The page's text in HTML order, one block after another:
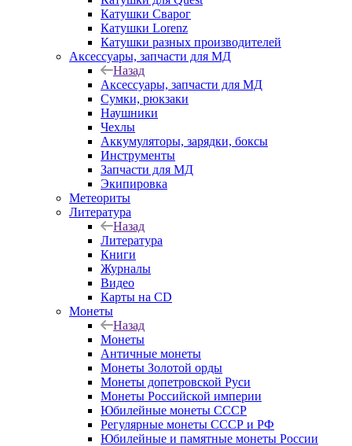
Катушки Сварог
Катушки Lorenz
Катушки разных производителей
Аксессуары, запчасти для МД
Назад
Аксессуары, запчасти для МД
Сумки, рюкзаки
Наушники
Чехлы
Аккумуляторы, зарядки, боксы
Инструменты
Запчасти для МД
Экипировка
Метеориты
Литература
Назад
Литература
Книги
Журналы
Видео
Карты на CD
Монеты
Назад
Монеты
Античные монеты
Монеты Золотой орды
Монеты допетровской Руси
Монеты Российской империи
Юбилейные монеты СССР
Регулярные монеты СССР и РФ
Юбилейные и памятные монеты России